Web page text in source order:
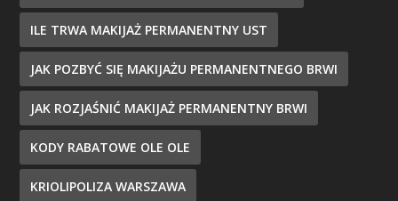
ILE TRWA MAKIJAŻ PERMANENTNY UST
JAK POZBYĆ SIĘ MAKIJAŻU PERMANENTNEGO BRWI
JAK ROZJAŚNIĆ MAKIJAŻ PERMANENTNY BRWI
KODY RABATOWE OLE OLE
KRIOLIPOLIZA WARSZAWA